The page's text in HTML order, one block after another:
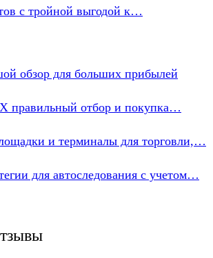
с тройной выгодой к…
обзор для больших прибылей
правильный отбор и покупка…
и терминалы для торговли,…
для автоследования с учетом…